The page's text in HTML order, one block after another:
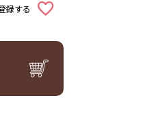
録する